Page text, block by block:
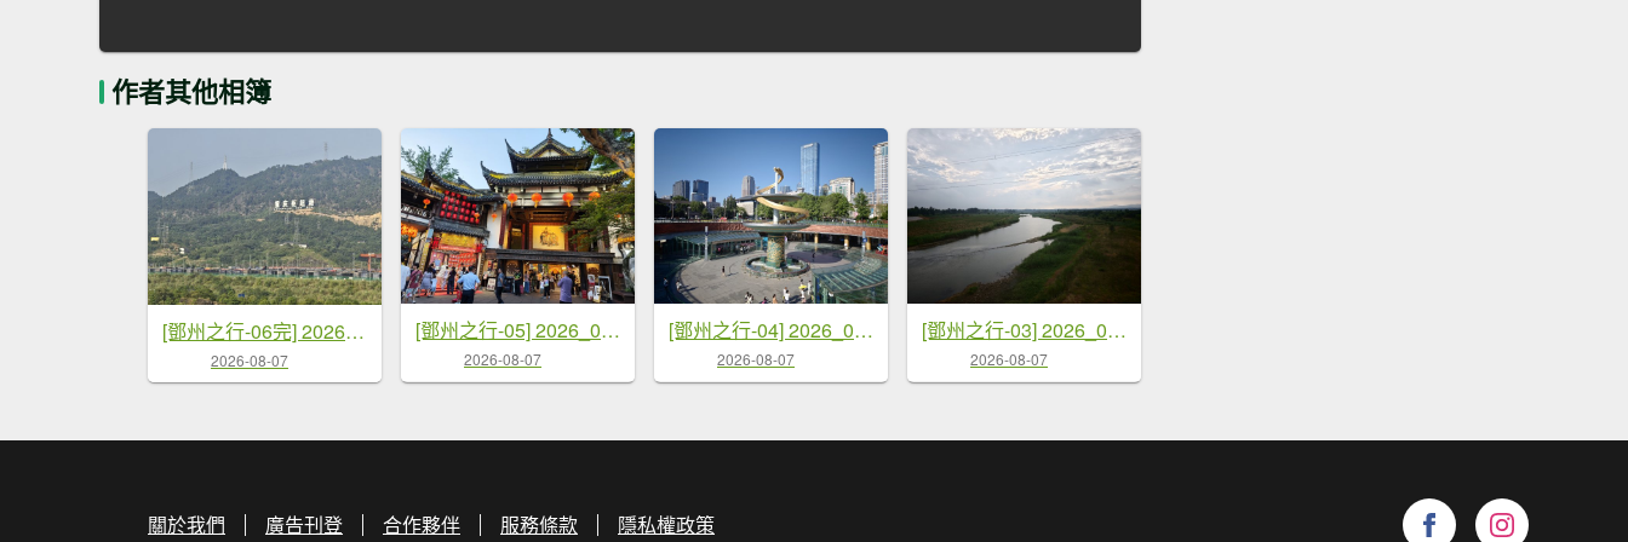
作者其他相簿
[鄧州之行-06完] 2026_0720 成都-深圳-桃園
2026-08-07
[鄧州之行-05] 2026_0719 成都-錦里
2026-08-07
[鄧州之行-04] 2026_0719 成都-天府廣場
2026-08-07
[鄧州之行-03] 2026_0717 湍河
2026-08-07
關於我們 廣告刊登 合作夥伴 服務條款 隱私權政策